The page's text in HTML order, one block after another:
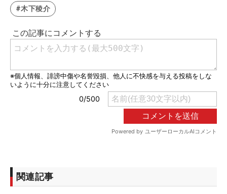
#木下稜介
関連記事